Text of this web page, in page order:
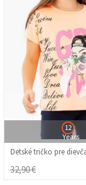
12
Years
32,90 €